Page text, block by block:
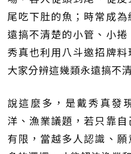
尾吃下肚的魚；時常成
遠搞不清楚的小管、小
秀真也利用八斗邀招牌
大家分辨這幾類永遠搞不
說這麼多，是戴秀真發
洋、漁業議題，若只靠
有限，當越多人認識、